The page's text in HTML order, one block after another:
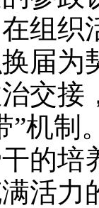
组织
届为
交接
”机制
的培
活力